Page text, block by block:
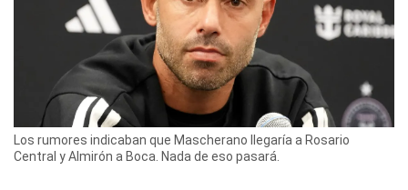
Los rumores indicaban que Mascherano llegaría a Rosario
Central y Almirón a Boca. Nada de eso pasará.